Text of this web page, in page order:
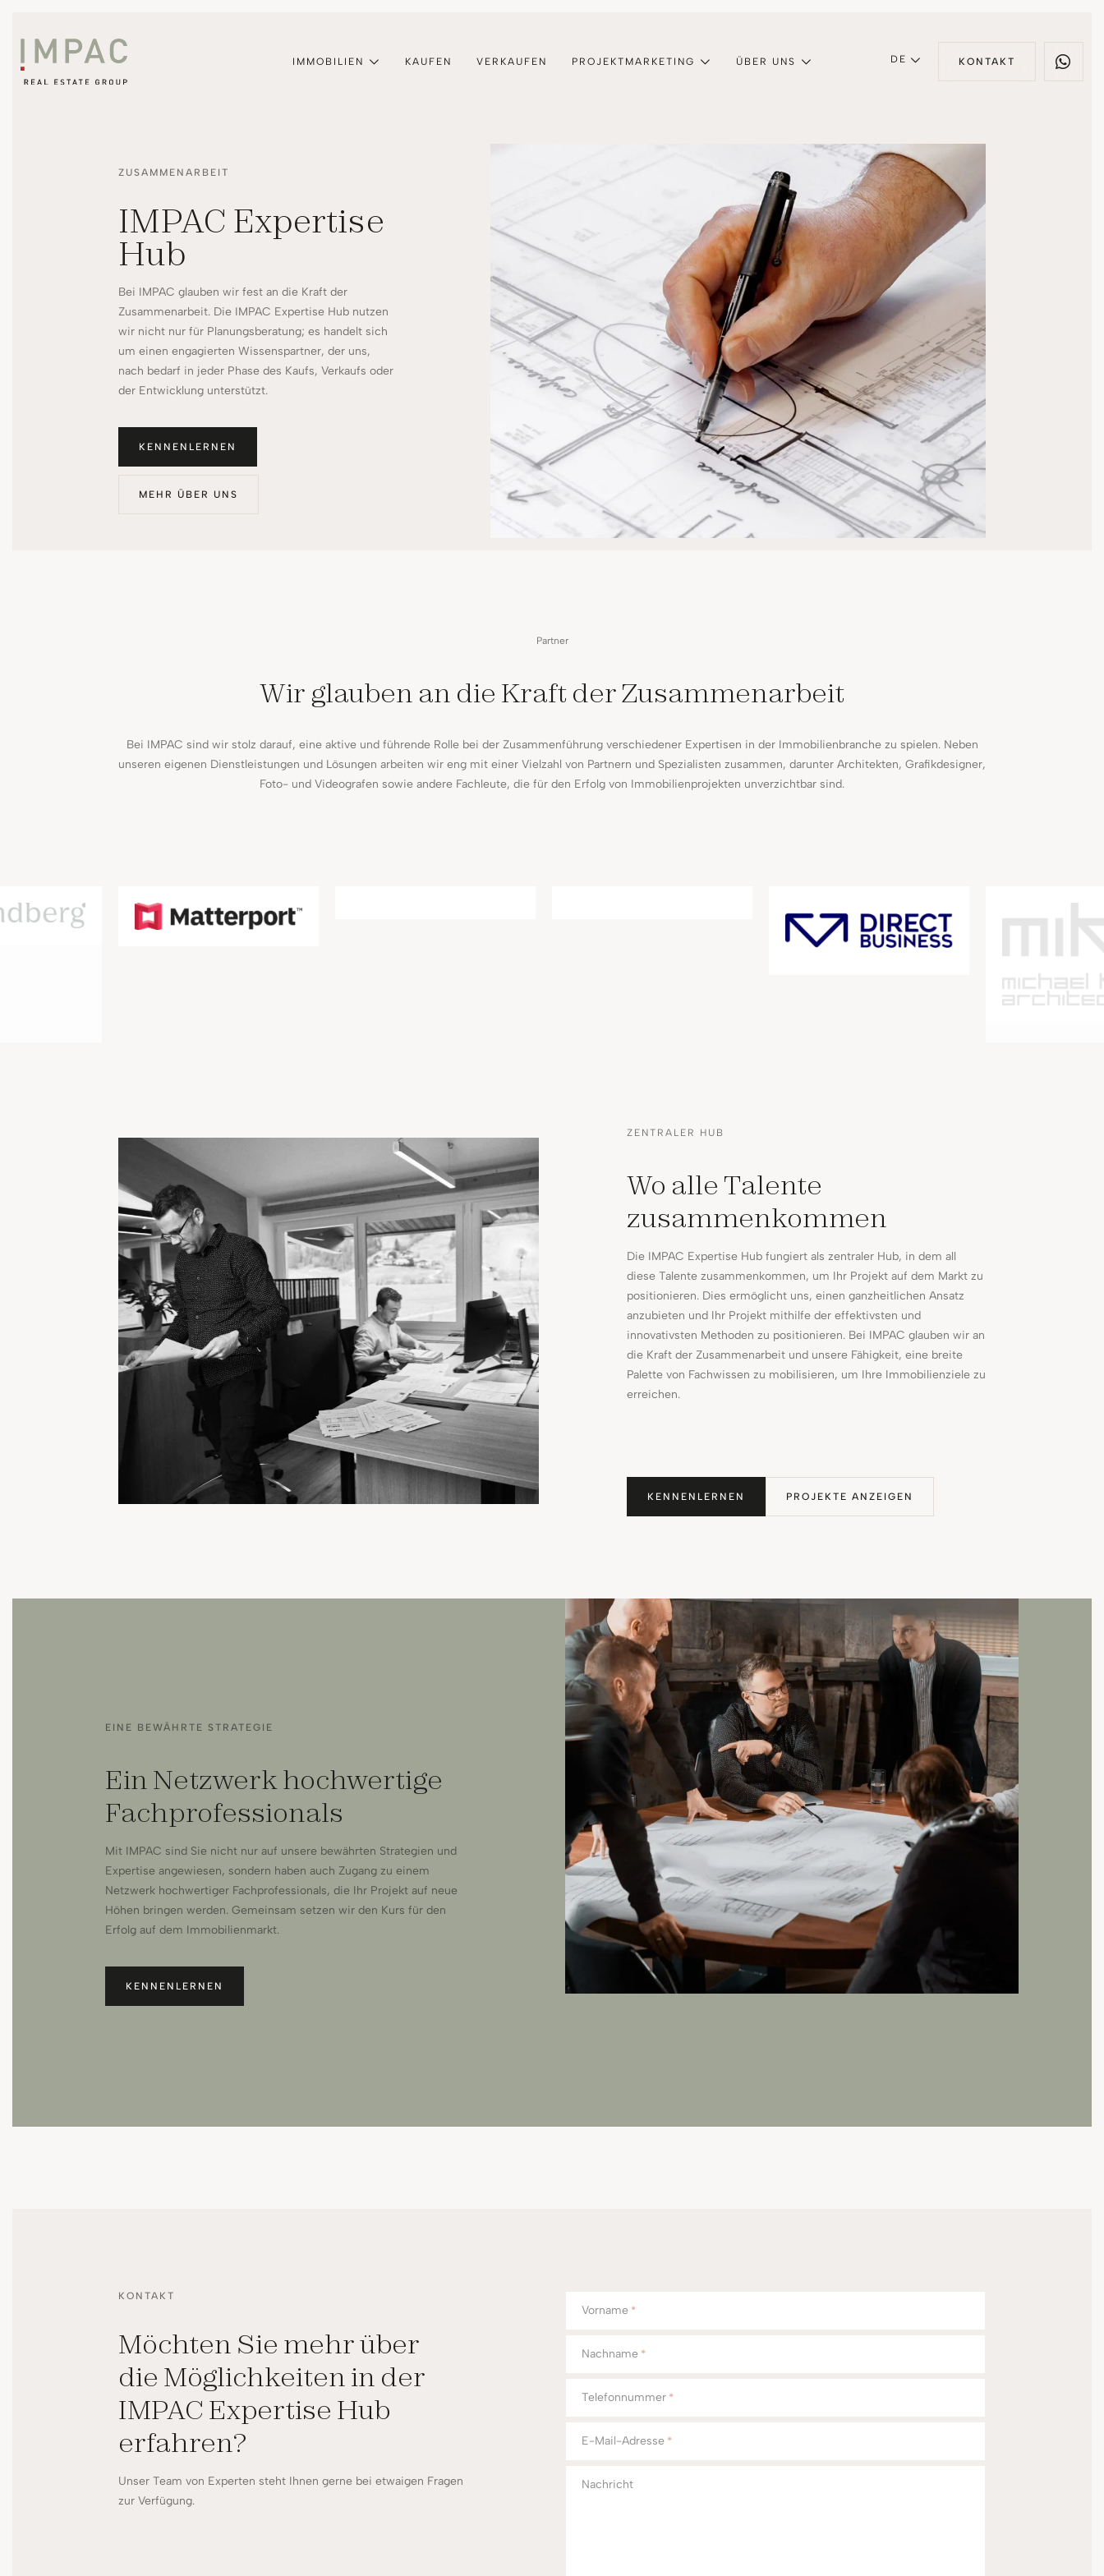
IMMOBILIEN KAUFEN VERKAUFEN PROJEKTMARKETING ÜBER UNS DE KONTAKT
ZUSAMMENARBEIT
IMPAC Expertise
Hub
Bei IMPAC glauben wir fest an die Kraft der
Zusammenarbeit. Die IMPAC Expertise Hub nutzen
wir nicht nur für Planungsberatung; es handelt sich
um einen engagierten Wissenspartner, der uns,
nach bedarf in jeder Phase des Kaufs, Verkaufs oder
der Entwicklung unterstützt.
KENNENLERNEN
MEHR ÜBER UNS
Partner
Wir glauben an die Kraft der Zusammenarbeit
Bei IMPAC sind wir stolz darauf, eine aktive und führende Rolle bei der Zusammenführung verschiedener Expertisen in der Immobilienbranche zu spielen. Neben
unseren eigenen Dienstleistungen und Lösungen arbeiten wir eng mit einer Vielzahl von Partnern und Spezialisten zusammen, darunter Architekten, Grafikdesigner,
Foto- und Videografen sowie andere Fachleute, die für den Erfolg von Immobilienprojekten unverzichtbar sind.
ZENTRALER HUB
Wo alle Talente
zusammenkommen
Die IMPAC Expertise Hub fungiert als zentraler Hub, in dem all
diese Talente zusammenkommen, um Ihr Projekt auf dem Markt zu
positionieren. Dies ermöglicht uns, einen ganzheitlichen Ansatz
anzubieten und Ihr Projekt mithilfe der effektivsten und
innovativsten Methoden zu positionieren. Bei IMPAC glauben wir an
die Kraft der Zusammenarbeit und unsere Fähigkeit, eine breite
Palette von Fachwissen zu mobilisieren, um Ihre Immobilienziele zu
erreichen.
KENNENLERNEN PROJEKTE ANZEIGEN
EINE BEWÄHRTE STRATEGIE
Ein Netzwerk hochwertige
Fachprofessionals
Mit IMPAC sind Sie nicht nur auf unsere bewährten Strategien und
Expertise angewiesen, sondern haben auch Zugang zu einem
Netzwerk hochwertiger Fachprofessionals, die Ihr Projekt auf neue
Höhen bringen werden. Gemeinsam setzen wir den Kurs für den
Erfolg auf dem Immobilienmarkt.
KENNENLERNEN
KONTAKT
Möchten Sie mehr über
die Möglichkeiten in der
IMPAC Expertise Hub
erfahren?
Unser Team von Experten steht Ihnen gerne bei etwaigen Fragen
zur Verfügung.
Vorname *
Nachname *
Telefonnummer *
E-Mail-Adresse *
Nachricht